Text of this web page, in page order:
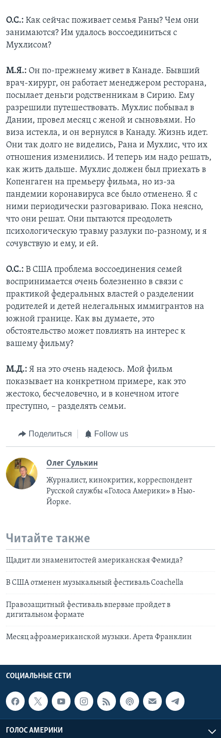
О.С.: Как сейчас поживает семья Раны? Чем они
занимаются? Им удалось воссоединиться с
Мухлисом?
М.Я.: Он по-прежнему живет в Канаде. Бывший
врач-хирург, он работает менеджером ресторана,
посылает деньги родственникам в Сирию. Ему
разрешили путешествовать. Мухлис побывал в
Дании, провел месяц с женой и сыновьями. Но
виза истекла, и он вернулся в Канаду. Жизнь идет.
Они так долго не виделись, Рана и Мухлис, что их
отношения изменились. И теперь им надо решать,
как жить дальше. Мухлис должен был приехать в
Копенгаген на премьеру фильма, но из-за
пандемии коронавируса все было отменено. Я с
ними периодически разговариваю. Пока неясно,
что они решат. Они пытаются преодолеть
психологическую травму разлуки по-разному, и я
сочувствую и ему, и ей.
О.С.: В США проблема воссоединения семей
воспринимается очень болезненно в связи с
практикой федеральных властей о разделении
родителей и детей нелегальных иммигрантов на
южной границе. Как вы думаете, это
обстоятельство может повлиять на интерес к
вашему фильму?
М.Д.: Я на это очень надеюсь. Мой фильм
показывает на конкретном примере, как это
жестоко, бесчеловечно, и в конечном итоге
преступно, – разделять семьи.
Поделиться Follow us
Олег Сулькин
Журналист, кинокритик, корреспондент
Русской службы «Голоса Америки» в Нью-
Йорке.
Читайте также
Щадит ли знаменитостей американская Фемида?
В США отменен музыкальный фестиваль Coachella
Правозащитный фестиваль впервые пройдет в
дигитальном формате
Месяц афроамериканской музыки. Арета Франклин
СОЦИАЛЬНЫЕ СЕТИ
ГОЛОС АМЕРИКИ